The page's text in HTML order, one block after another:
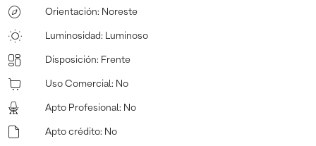
Orientación: Noreste
Luminosidad: Luminoso
Disposición: Frente
Uso Comercial : No
Apto Profesional : No
Apto crédito: No